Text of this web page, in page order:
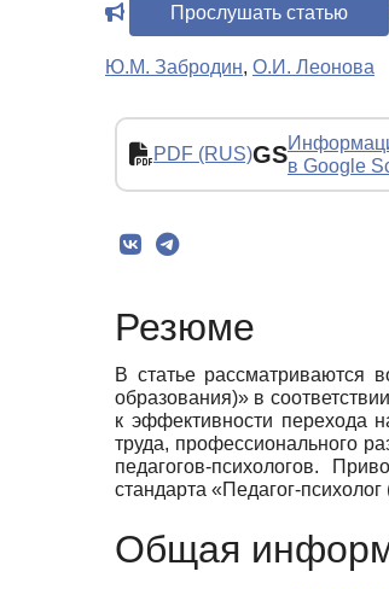
Прослушать статью
Ю.М. Забродин, О.И. Леонова
PDF (RUS)GSв Google
Резюме
В статье рассматриваются
образования)» в
к эффективности перехода
труда, профессионального
педагогов-психологов.
стандарта «Педагог-
Общая